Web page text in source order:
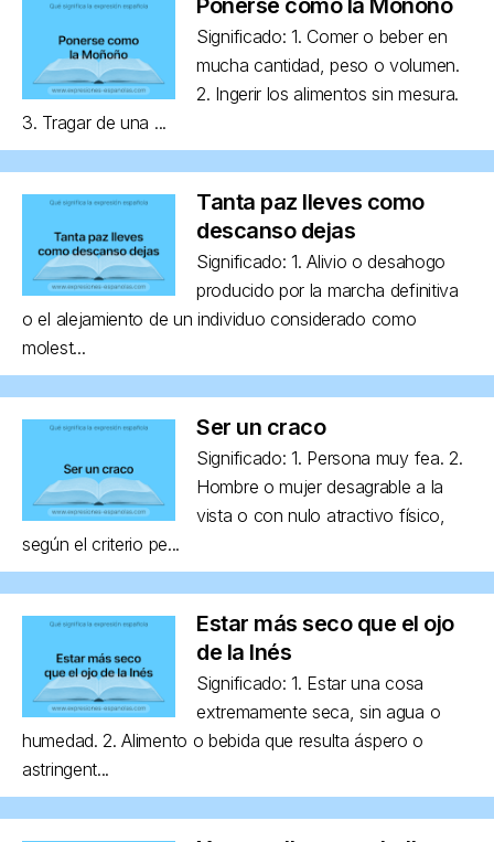
Significado: 1. Comer o beber en
mucha cantidad, peso o volumen.
2. Ingerir los alimentos sin mesura.
3. Tragar de una ...
Tanta paz lleves como
descanso dejas
Significado: 1. Alivio o desahogo
producido por la marcha definitiva
o el alejamiento de un individuo considerado como
molest...
Ser un craco
Significado: 1. Persona muy fea. 2.
Hombre o mujer desagrable a la
vista o con nulo atractivo físico,
según el criterio pe...
Estar más seco que el ojo
de la Inés
Significado: 1. Estar una cosa
extremamente seca, sin agua o
humedad. 2. Alimento o bebida que resulta áspero o
astringent...